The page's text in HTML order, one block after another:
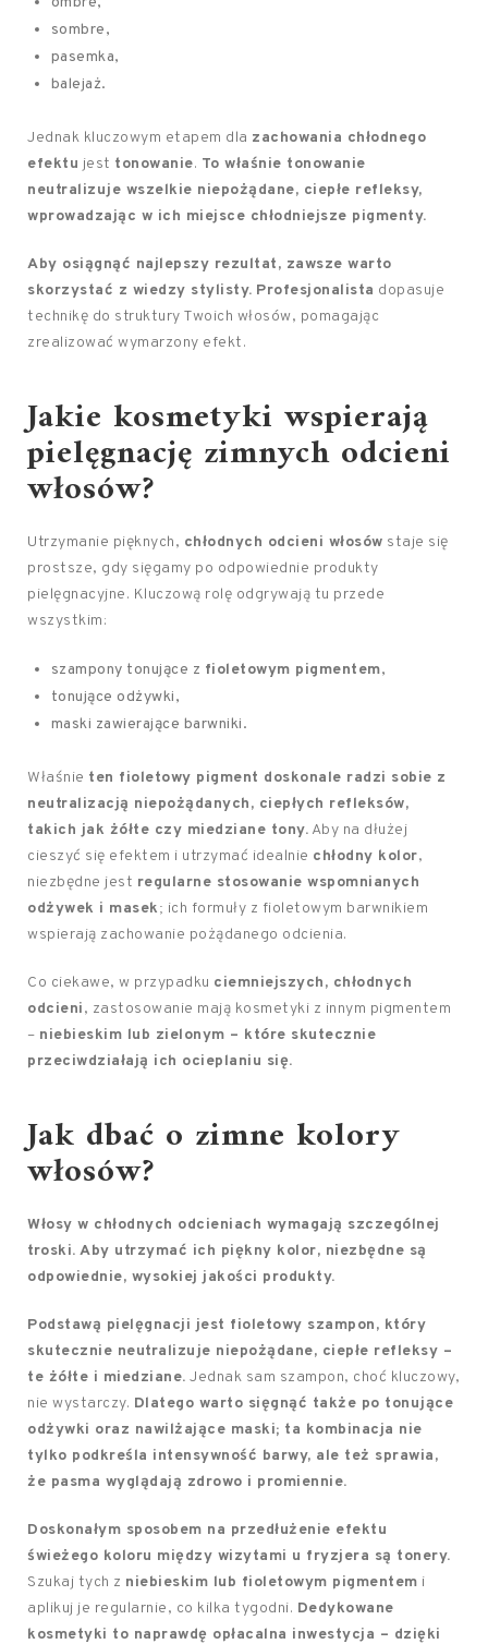
sombre,
pasemka,
balejaż.
Jednak kluczowym etapem dla zachowania chłodnego
efektu jest tonowanie. To właśnie tonowanie
neutralizuje wszelkie niepożądane, ciepłe refleksy,
wprowadzając w ich miejsce chłodniejsze pigmenty.
Aby osiągnąć najlepszy rezultat, zawsze warto
skorzystać z wiedzy stylisty. Profesjonalista dopasuje
technikę do struktury Twoich włosów, pomagając
zrealizować wymarzony efekt.
Jakie kosmetyki wspierają
pielęgnację zimnych odcieni
włosów?
Utrzymanie pięknych, chłodnych odcieni włosów staje się
prostsze, gdy sięgamy po odpowiednie produkty
pielęgnacyjne. Kluczową rolę odgrywają tu przede
wszystkim:
szampony tonujące z fioletowym pigmentem,
tonujące odżywki,
maski zawierające barwniki.
Właśnie ten fioletowy pigment doskonale radzi sobie z
neutralizacją niepożądanych, ciepłych refleksów,
takich jak żółte czy miedziane tony. Aby na dłużej
cieszyć się efektem i utrzymać idealnie chłodny kolor,
niezbędne jest regularne stosowanie wspomnianych
odżywek i masek; ich formuły z fioletowym barwnikiem
wspierają zachowanie pożądanego odcienia.
Co ciekawe, w przypadku ciemniejszych, chłodnych
odcieni, zastosowanie mają kosmetyki z innym pigmentem
– niebieskim lub zielonym – które skutecznie
przeciwdziałają ich ocieplaniu się.
Jak dbać o zimne kolory
włosów?
Włosy w chłodnych odcieniach wymagają szczególnej
troski. Aby utrzymać ich piękny kolor, niezbędne są
odpowiednie, wysokiej jakości produkty.
Podstawą pielęgnacji jest fioletowy szampon, który
skutecznie neutralizuje niepożądane, ciepłe refleksy –
te żółte i miedziane. Jednak sam szampon, choć kluczowy,
nie wystarczy. Dlatego warto sięgnąć także po tonujące
odżywki oraz nawilżające maski; ta kombinacja nie
tylko podkreśla intensywność barwy, ale też sprawia,
że pasma wyglądają zdrowo i promiennie.
Doskonałym sposobem na przedłużenie efektu
świeżego koloru między wizytami u fryzjera są tonery.
Szukaj tych z niebieskim lub fioletowym pigmentem i
aplikuj je regularnie, co kilka tygodni. Dedykowane
kosmetyki to naprawdę opłacalna inwestycja – dzięki